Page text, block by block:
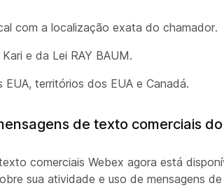
com a localização exata do chamador.
e da Lei RAY BAUM.
territórios dos EUA e Canadá.
de texto comerciais
comerciais Webex agora está
sua atividade e uso de mensagens